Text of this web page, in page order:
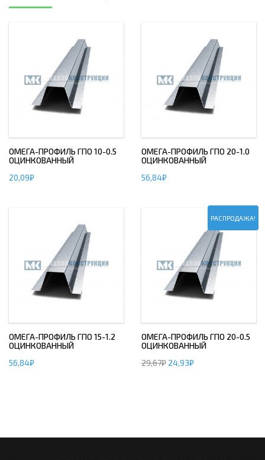
ОМЕГА-ПРОФИЛЬ ГПО 10-0.5
ОЦИНКОВАННЫЙ
20,09₽
ОМЕГА-ПРОФИЛЬ ГПО 20-1.0
ОЦИНКОВАННЫЙ
56,84₽
ОМЕГА-ПРОФИЛЬ ГПО 15-1.2
ОЦИНКОВАННЫЙ
56,84₽
РАСПРОДАЖА!
ОМЕГА-ПРОФИЛЬ ГПО 20-0.5
ОЦИНКОВАННЫЙ
29,67₽ 24,93₽